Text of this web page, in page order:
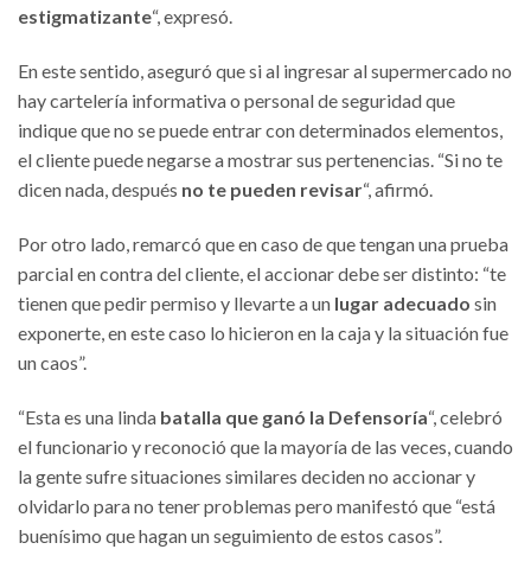
estigmatizante“, expresó.
En este sentido, aseguró que si al ingresar al supermercado no
hay cartelería informativa o personal de seguridad que
indique que no se puede entrar con determinados elementos,
el cliente puede negarse a mostrar sus pertenencias. “Si no te
dicen nada, después no te pueden revisar“, afirmó.
Por otro lado, remarcó que en caso de que tengan una prueba
parcial en contra del cliente, el accionar debe ser distinto: “te
tienen que pedir permiso y llevarte a un lugar adecuado sin
exponerte, en este caso lo hicieron en la caja y la situación fue
un caos”.
“Esta es una linda batalla que ganó la Defensoría“, celebró
el funcionario y reconoció que la mayoría de las veces, cuando
la gente sufre situaciones similares deciden no accionar y
olvidarlo para no tener problemas pero manifestó que “está
buenísimo que hagan un seguimiento de estos casos”.